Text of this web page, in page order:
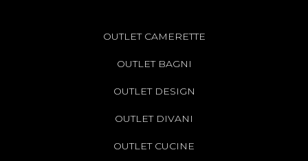
OUTLET CAMERETTE
OUTLET BAGNI
OUTLET DESIGN
OUTLET DIVANI
OUTLET CUCINE